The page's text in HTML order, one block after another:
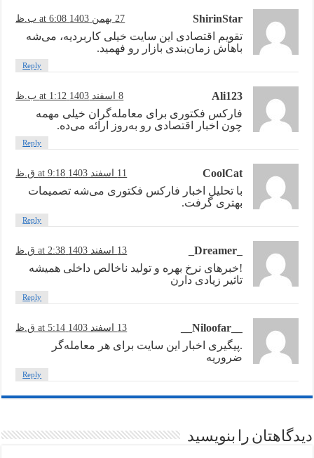
ShirinStar 27 بهمن 1403 at 6:08 ب.ظ
تقویم اقتصادی این سایت خیلی کاربردیه، می‌شه
باهاش زمان‌بندی بازار رو فهمید.
Reply
Ali123 8 اسفند 1403 at 1:12 ب.ظ
فارکس فکتوری برای معامله‌گران خیلی مهمه
چون اخبار اقتصادی رو به‌روز ارائه می‌ده.
Reply
CoolCat 11 اسفند 1403 at 9:18 ق.ظ
با تحلیل اخبار فارکس فکتوری می‌شه تصمیمات
بهتری گرفت.
Reply
_Dreamer_ 13 اسفند 1403 at 2:38 ق.ظ
!خبرهای نرخ بهره و تولید ناخالص داخلی همیشه
تاثیر زیادی دارن
Reply
__Niloofar__ 13 اسفند 1403 at 5:14 ق.ظ
.پیگیری اخبار این سایت برای هر معامله‌گر
ضروریه
Reply
دیدگاهتان را بنویسید